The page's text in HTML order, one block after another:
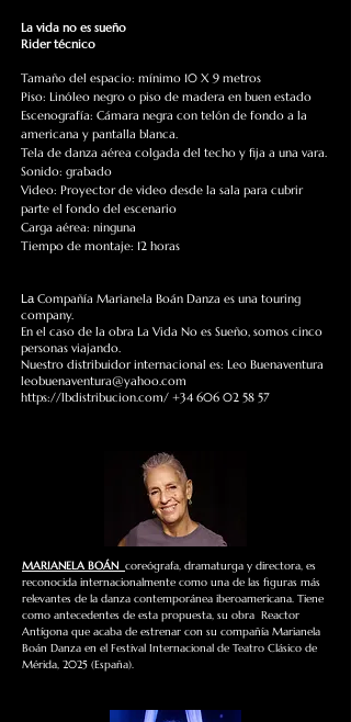
La vida no es sueño
Rider técnico
Tamaño del espacio: mínimo 10 X 9 metros
Piso: Linóleo negro o piso de madera en buen estado
Escenografía: Cámara negra con telón de fondo a la
americana y pantalla blanca.
Tela de danza aérea colgada del techo y fija a una vara.
Sonido: grabado
Video: Proyector de video desde la sala para cubrir
parte el fondo del escenario
Carga aérea: ninguna
Tiempo de montaje: 12 horas
La Compañía Marianela Boán Danza es una touring
company.
En el caso de la obra La Vida No es Sueño, somos cinco
personas viajando.
Nuestro distribuidor internacional es: Leo Buenaventura
leobuenaventura@yahoo.com
https://lbdistribucion.com/ +34 606 02 58 57
MARIANELA BOÁN coreógrafa, dramaturga y directora, es
reconocida internacionalmente como una de las figuras más
relevantes de la danza contemporánea iberoamericana. Tiene
como antecedentes de esta propuesta, su obra Reactor
Antígona que acaba de estrenar con su compañía Marianela
Boán Danza en el Festival Internacional de Teatro Clásico de
Mérida, 2025 (España).